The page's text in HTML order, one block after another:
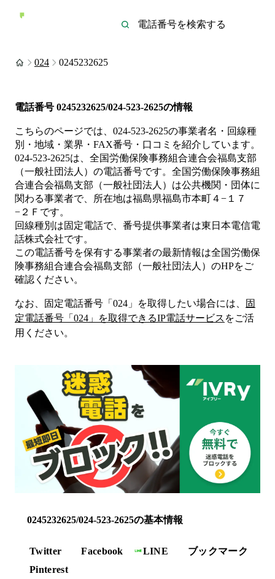
024 0245232625
電話番号 0245232625/024-523-2625の情報
こちらのページでは、 024-523-2625の事業者名・回線種
別・地域・業界・FAX番号・口コミを紹介しています。
024-523-2625は、 全国労働保険事務組合連合会福島支部
（一般社団法人） の電話番号です。 全国労働保険事務組
合連合会福島支部（一般社団法人）は公共機関・団体に
関わる事業者で、所在地は福島県福島市本町４−１７
−２Ｆ です。
回線種別は固定電話で、番号提供事業者は東日本電信電
話株式会社です。
この電話番号を保有する事業者の最新情報は全国労働保
険事務組合連合会福島支部（一般社団法人） のHPをご
確認ください。
なお、固定電話番号「 024 」を取得したい場合には、
固
定電話番号「 024 」を取得できるIP電話サービス をご活
用ください。
0245232625/024-523-2625の基本情報
Twitter Facebook LINE
ブックマーク
Pinterest